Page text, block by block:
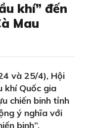
khí” đến
Mau
và 25/4), Hội
khí Quốc gia
chiến binh tỉnh
ý nghĩa với
binh”.